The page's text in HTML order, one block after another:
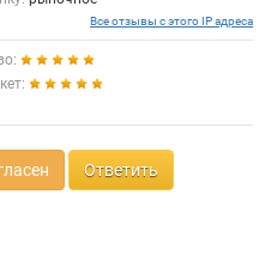
Все отзывы с этого IP адреса
Ответить